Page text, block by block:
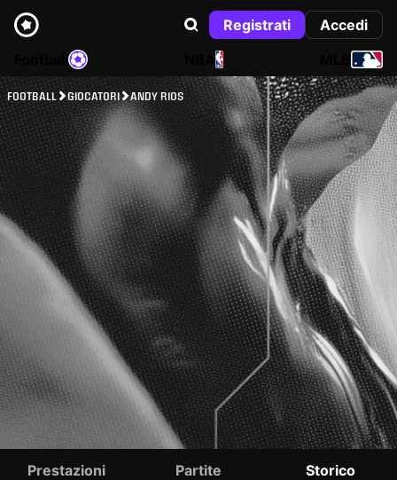
Registrati
Accedi
NBA
FOOTBALL GIOCATORI ANDY RIOS
ANDY RIOS
Prestazioni Partite Storico